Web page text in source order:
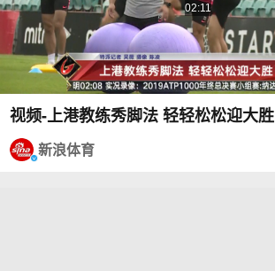
02:11
视频-上港教练秀脚法 轻轻松松迎大胜
新浪体育